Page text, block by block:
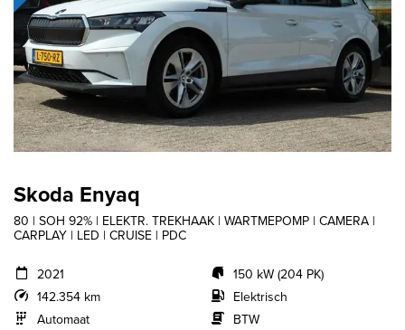
Skoda Enyaq
80 | SOH 92% | ELEKTR. TREKHAAK | WARTMEPOMP | CAMERA |
CARPLAY | LED | CRUISE | PDC
2021
142.354 km
Automaat
150 kW (204 PK)
Elektrisch
BTW